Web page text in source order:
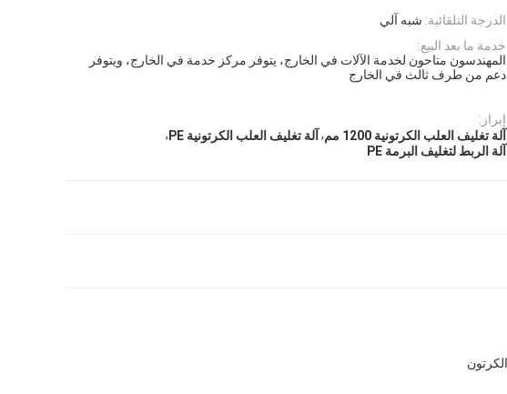
الدرجة التلقائية: شبه آلي
خدمة ما بعد البيع:
المهندسون متاحون لخدمة الآلات في الخارج، يتوفر مركز خدمة في الخارج، ويتوفر
دعم من طرف ثالث في الخارج
إبراز:
آلة تغليف العلب الكرتونية 1200 مم
, آلة تغليف العلب الكرتونية PE
,
آلة الربط لتغليف البرمة PE